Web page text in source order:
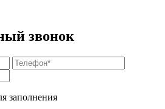
звонок
заполнения